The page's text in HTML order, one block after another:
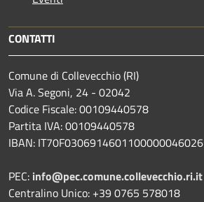
CONTATTI
Comune di Collevecchio (RI)
Via A. Segoni, 24 - 02042
Codice Fiscale: 00109440578
Partita IVA: 00109440578
IBAN: IT70F0306914601100000046026
PEC: info@pec.comune.collevecchio.ri.it
Centralino Unico: +39 0765 578018